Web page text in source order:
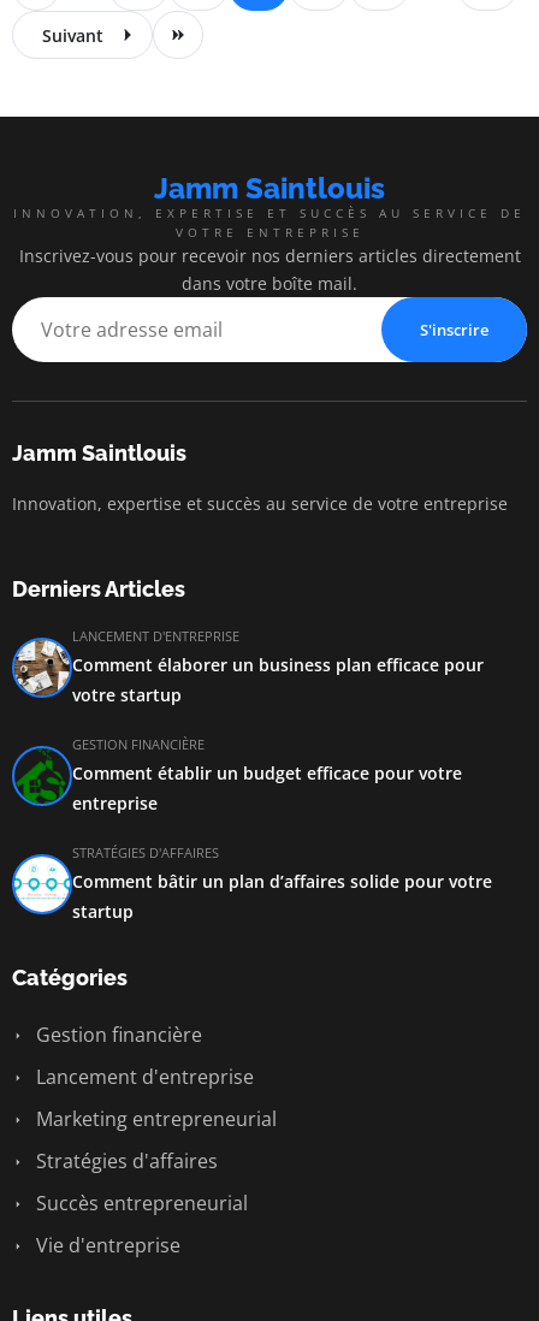
Suivant
Jamm Saintlouis
INNOVATION, EXPERTISE ET SUCCÈS AU SERVICE DE
VOTRE ENTREPRISE
Inscrivez-vous pour recevoir nos derniers articles directement
dans votre boîte mail.
S'inscrire
Jamm Saintlouis
Innovation, expertise et succès au service de votre entreprise
Derniers Articles
LANCEMENT D'ENTREPRISE
Comment élaborer un business plan efficace pour
votre startup
GESTION FINANCIÈRE
Comment établir un budget efficace pour votre
entreprise
STRATÉGIES D'AFFAIRES
Comment bâtir un plan d’affaires solide pour votre
startup
Catégories
Gestion financière
Lancement d'entreprise
Marketing entrepreneurial
Stratégies d'affaires
Succès entrepreneurial
Vie d'entreprise